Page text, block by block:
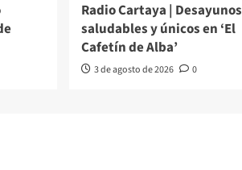
Radio Cartaya | Desayunos
saludables y únicos en ‘El
Cafetín de Alba’
3 de agosto de 2026 0